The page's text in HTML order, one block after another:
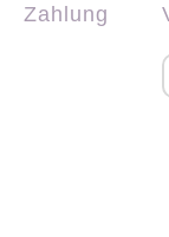
Zahlung